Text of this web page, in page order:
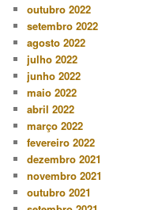
outubro 2022
setembro 2022
agosto 2022
julho 2022
junho 2022
maio 2022
abril 2022
março 2022
fevereiro 2022
dezembro 2021
novembro 2021
outubro 2021